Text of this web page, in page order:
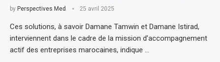
by Perspectives Med 25 avril 2025
Ces solutions, à savoir Damane Tamwin et Damane Istirad,
interviennent dans le cadre de la mission d’accompagnement
actif des entreprises marocaines, indique …